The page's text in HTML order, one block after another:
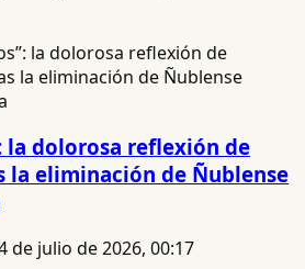
la dolorosa reflexión de
la eliminación de Ñublense
de julio de 2026, 00:17